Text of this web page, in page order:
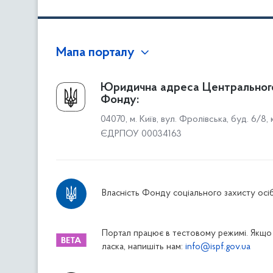
Мапа порталу
Про Фонд
Керівництво
Структура Фонду
Територіальні відділення
Дніпропетровське відділення
Житомирське відділення
Закарпатське відділення
Запорізьке відділення
Юридична адреса
Фонду:
04070, м. Київ, вул. Фролівська, буд. 6/8,
ЄДРПОУ 00034163
Власність Фонду соціального захисту осіб
Портал працює в тестовому режимі. Якщо
ласка, напишіть нам: info@ispf.gov.ua